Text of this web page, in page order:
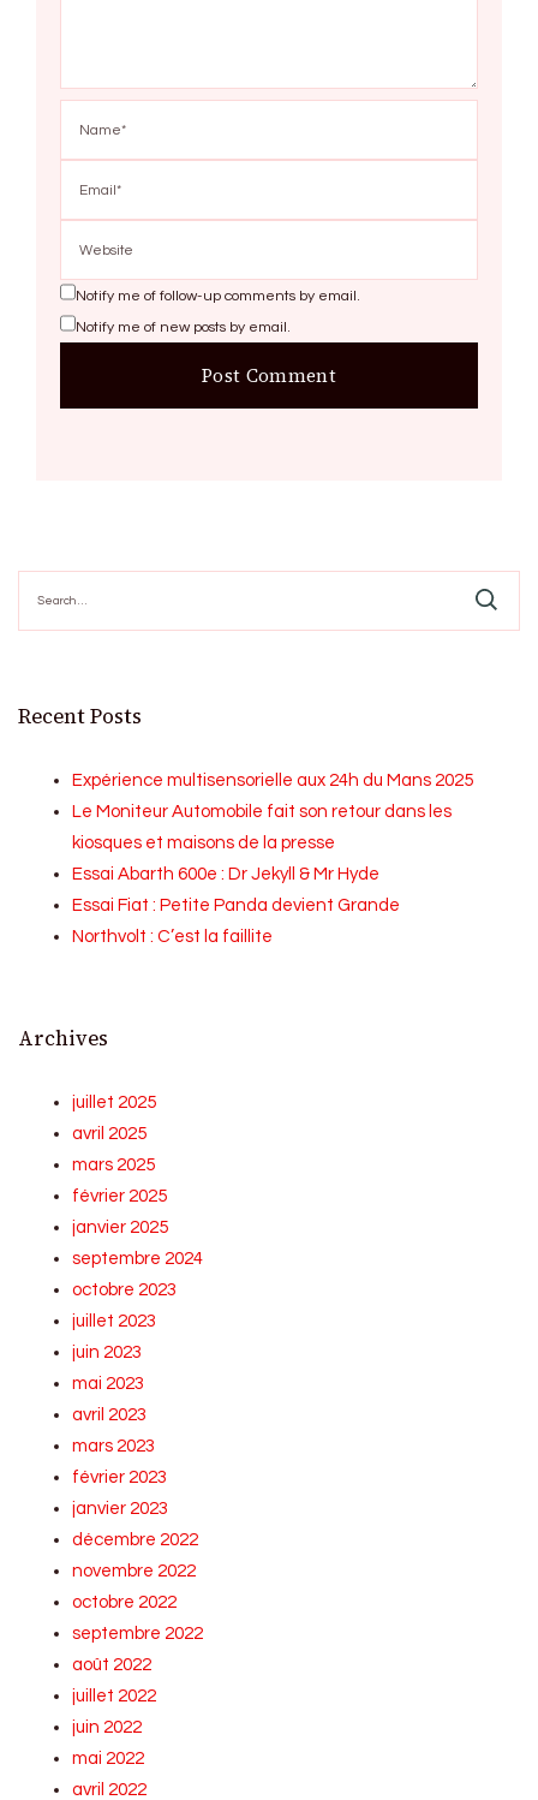
Notify me of follow-up comments by email.
Notify me of new posts by email.
for:
Recent Posts
Expérience multisensorielle aux 24h du Mans 2025
Le Moniteur Automobile fait son retour dans les
kiosques et maisons de la presse
Essai Abarth 600e : Dr Jekyll & Mr Hyde
Essai Fiat : Petite Panda devient Grande
Northvolt : C’est la faillite
Archives
juillet 2025
avril 2025
mars 2025
février 2025
janvier 2025
septembre 2024
octobre 2023
juillet 2023
juin 2023
mai 2023
avril 2023
mars 2023
février 2023
janvier 2023
décembre 2022
novembre 2022
octobre 2022
septembre 2022
août 2022
juillet 2022
juin 2022
mai 2022
avril 2022